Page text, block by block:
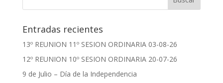
Entradas recientes
13º REUNION 11º SESION ORDINARIA 03-08-26
12º REUNION 10º SESION ORDINARIA 20-07-26
9 de Julio – Día de la Independencia